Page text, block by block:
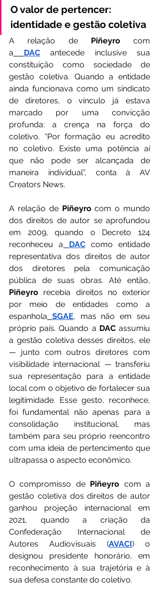
O valor de pertencer:
identidade e gestão coletiva
A relação de Piñeyro com
a
DAC antecede inclusive sua
constituição como sociedade de
gestão coletiva. Quando a entidade
ainda funcionava como um sindicato
de diretores, o vínculo já estava
marcado por uma convicção
profunda: a crença na força do
coletivo. “Por formação eu acredito
no coletivo. Existe uma potência aí
que não pode ser alcançada de
maneira individual”, conta à AV
Creators News.
A relação de Piñeyro com o mundo
dos direitos de autor se aprofundou
em 2009, quando o Decreto 124
reconheceu a
DAC como entidade
representativa dos direitos de autor
dos diretores pela comunicação
Piñeyro recebia direitos no exterior
por meio de entidades como a
espanhola SGAE, mas não em seu
próprio país. Quando a DAC assumiu
a gestão coletiva desses direitos, ele
— junto com outros diretores com
visibilidade internacional — transferiu
sua representação para a entidade
local com o objetivo de fortalecer sua
legitimidade. Esse gesto, reconhece,
foi fundamental não apenas para a
consolidação institucional, mas
também para seu próprio reencontro
com uma ideia de pertencimento que
ultrapassa o aspecto econômico.
O compromisso de Piñeyro com a
gestão coletiva dos direitos de autor
ganhou projeção internacional em
2021, quando a criação da
Confederação Internacional de
Autores Audiovisuais (AVACI) o
designou presidente honorário, em
reconhecimento à sua trajetória e à
sua defesa constante do coletivo.